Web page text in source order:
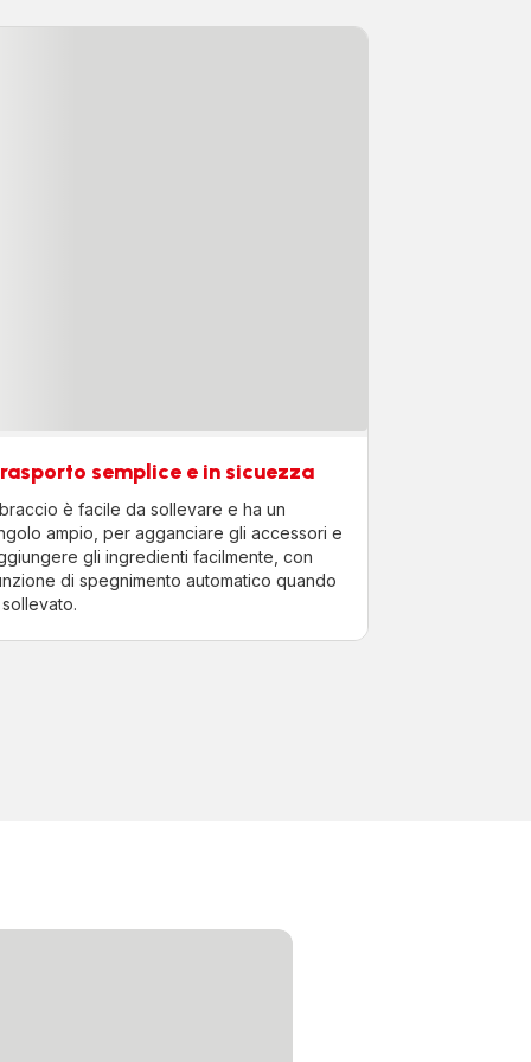
semplice e in sicuezza
è facile da sollevare e ha un
ampio, per agganciare gli accessori e
gli ingredienti facilmente, con
di spegnimento automatico quando